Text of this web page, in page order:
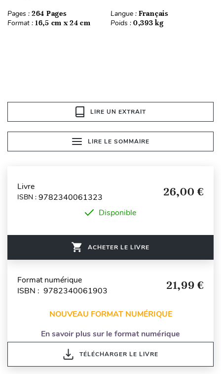
Pages : 264 Pages Langue : Français
Format : 16,5 cm x 24 cm Poids : 0,393 kg
LIRE UN EXTRAIT
LIRE LE SOMMAIRE
Livre
ISBN : 9782340061323 26,00 €
Disponible
ACHETER LE LIVRE
Format numérique
ISBN : 9782340061903
21,99 €
NOUVEAU FORMAT NUMÉRIQUE
En savoir plus sur le format numérique
TÉLÉCHARGER LE LIVRE